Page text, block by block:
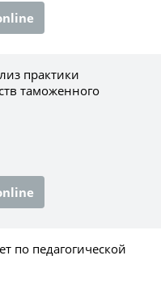
практики
таможенного
по педагогической